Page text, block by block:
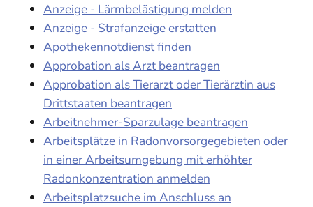
Anzeige - Lärmbelästigung melden
Anzeige - Strafanzeige erstatten
Apothekennotdienst finden
Approbation als Arzt beantragen
Approbation als Tierarzt oder Tierärztin aus
Drittstaaten beantragen
Arbeitnehmer-Sparzulage beantragen
Arbeitsplätze in Radonvorsorgegebieten oder
in einer Arbeitsumgebung mit erhöhter
Radonkonzentration anmelden
Arbeitsplatzsuche im Anschluss an